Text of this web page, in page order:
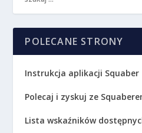
POLECANE STRONY
Instrukcja aplikacji Squaber
Polecaj i zyskuj ze
Lista wskaźników